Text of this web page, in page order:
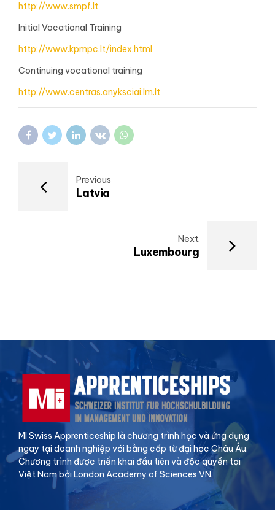
http://www.smpf.lt
Initial Vocational Training
http://www.kpmpc.lt/index.html
Continuing vocational training
http://www.centras.anyksciai.lm.lt
Previous
Latvia
Next
Luxembourg
MI Swiss Apprenticeship là chương trình học và ứng dụng
ngay tại doanh nghiệp với bằng cấp từ đại học Châu Âu.
Chương trình được triển khai đầu tiên và độc quyền tại
Việt Nam bởi London Academy of Sciences VN.